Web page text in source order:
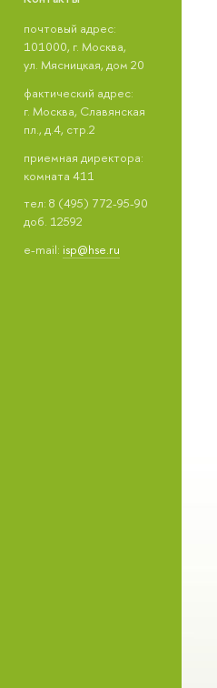
почтовый адрес:
101000, г. Москва,
ул. Мясницкая, дом 20
фактический адрес:
г. Москва, Славянская
пл., д.4, стр.2
приемная директора:
комната 411
тел: 8 (495) 772-95-90
доб. 12592
e-mail: isp@hse.ru